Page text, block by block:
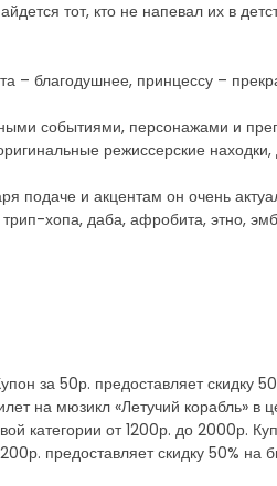
тот, кто не напевал их в
– благодушнее, принцессу –
событиями, персонажами и
режиссерские
подаче и акцентам он очень
хопа, даба, афробита, этно,
за 50р. предоставляет скидку
на мюзикл «Летучий корабль» в
категории от 1200р. до 2000р.
предоставляет скидку 50% на